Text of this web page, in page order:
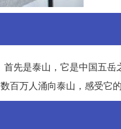
先是泰山，它是中国五
百万人涌向泰山，感受它